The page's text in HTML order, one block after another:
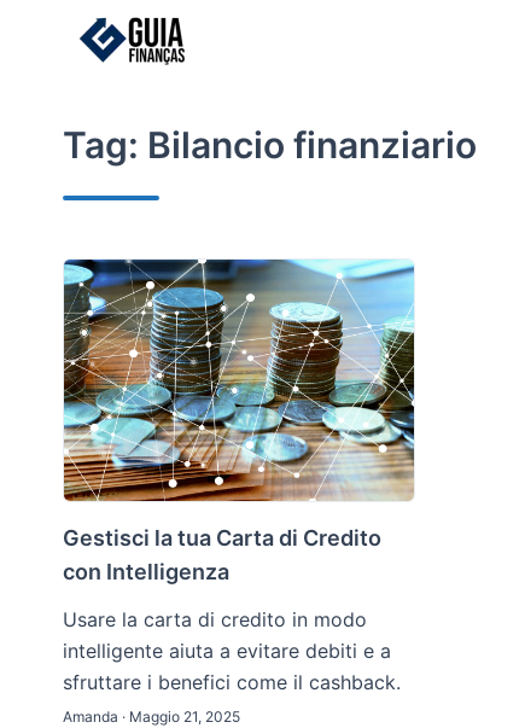
Tag: Bilancio finanziario
Gestisci la tua Carta di Credito
con Intelligenza
Usare la carta di credito in modo
intelligente aiuta a evitare debiti e a
sfruttare i benefici come il cashback.
Amanda · Maggio 21, 2025